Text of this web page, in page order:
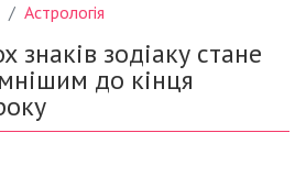
Астрологія
знаків зодіаку стане
до кінця